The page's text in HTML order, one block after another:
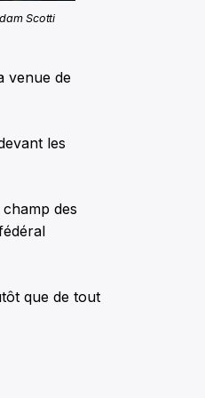
Scotti
venue de
les
des
que de tout